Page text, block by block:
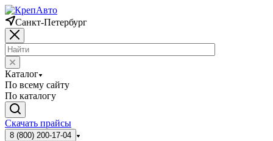
Санкт-Петербург
Каталог
По всему сайту
По каталогу
Скачать прайсы
8 (800) 200-17-04